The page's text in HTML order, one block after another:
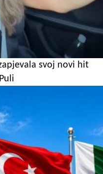
svoj novi hit